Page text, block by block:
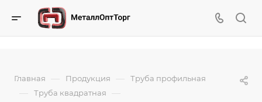
Главная — Продукция — Труба профильная
— Труба квадратная —